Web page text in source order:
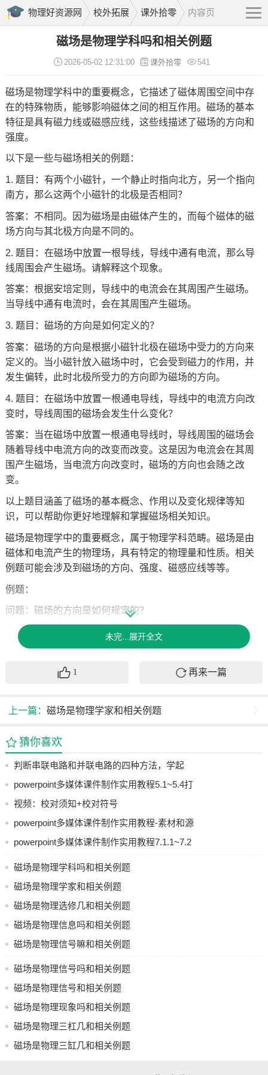
物理好资源网 校外拓展 课外拾零 内容页
磁场是物理学科吗和相关例题
2026-05-02 12:31:00 课外拾零 541
磁场是物理学科中的重要概念，它描述了磁体周围空间中存
在的特殊物质，能够影响磁体之间的相互作用。磁场的基本
特征是具有磁力线或磁感应线，这些线描述了磁场的方向和
强度。
以下是一些与磁场相关的例题：
1. 题目：有两个小磁针，一个静止时指向北方，另一个指向
南方，那么这两个小磁针的北极是否相同？
答案：不相同。因为磁场是由磁体产生的，而每个磁体的磁
场方向与其北极方向是不同的。
2. 题目：在磁场中放置一根导线，导线中通有电流，那么导
线周围会产生磁场。请解释这个现象。
答案：根据安培定则，导线中的电流会在其周围产生磁场。
当导线中通有电流时，会在其周围产生磁场。
3. 题目：磁场的方向是如何定义的？
答案：磁场的方向是根据小磁针北极在磁场中受力的方向来
定义的。当小磁针放入磁场中时，它会受到磁力的作用，并
发生偏转，此时北极所受力的方向即为磁场的方向。
4. 题目：在磁场中放置一根通电导线，导线中的电流方向改
变时，导线周围的磁场会发生什么变化？
答案：当在磁场中放置一根通电导线时，导线周围的磁场会
随着导线中电流方向的改变而改变。这是因为电流会在其周
围产生磁场，当电流方向改变时，磁场的方向也会随之改
变。
以上题目涵盖了磁场的基本概念、作用以及变化规律等知
识，可以帮助你更好地理解和掌握磁场相关知识。
磁场是物理学中的重要概念，属于物理学科范畴。磁场是由
磁体和电流产生的物理场，具有特定的物理量和性质。相关
例题可能会涉及到磁场的方向、强度、磁感应线等等。
例题：
问题：磁场的方向是如何规定的？
答案：磁场的方向是根据小磁针在磁场中某点受力的方向来
规定的，即小磁针静止时北极所指的方向为该点的磁场方
答案：磁感应线是描述磁场中各点磁场强弱和方向的曲线，
问题：在磁场中加入电流，会对磁场产生什么影响？
答案：在磁场中加入电流，会改变原本磁场的分布，使得磁
场强度发生变化。这是因为电流会产生磁场，与原有的磁场
相互作用。
理解和掌握磁场的相关知识。
中磁力线的分布和方向。磁场对于许多物理现象和实验结果
都有重要影响，因此磁场是物理学中一个重要的研究领域。
磁场相关的例题和常见问题可以帮助学生们更好地理解和掌
例题：
2. 磁场是如何产生的？
3. 磁场的方向是如何定义的？
4. 磁场对电流和磁体有哪些影响？
5. 如何用实验方法测量磁场强度？
未完...展开全文
1 再来一篇
上一篇： 磁场是物理学家和相关例题
猜你喜欢
判断串联电路和并联电路的四种方法，学起
来！
powerpoint多媒体课件制作实用教程5.1~5.4打
包共享
视频：校对须知+校对符号
powerpoint多媒体课件制作实用教程-素材和源
文件
powerpoint多媒体课件制作实用教程7.1.1~7.2
打包共享
磁场是物理学科吗和相关例题
磁场是物理学家和相关例题
磁场是物理选修几和相关例题
磁场是物理信息吗和相关例题
磁场是物理信号嘛和相关例题
磁场是物理信号吗和相关例题
磁场是物理信号和相关例题
磁场是物理现象吗和相关例题
磁场是物理三杠几和相关例题
磁场是物理三缸几和相关例题